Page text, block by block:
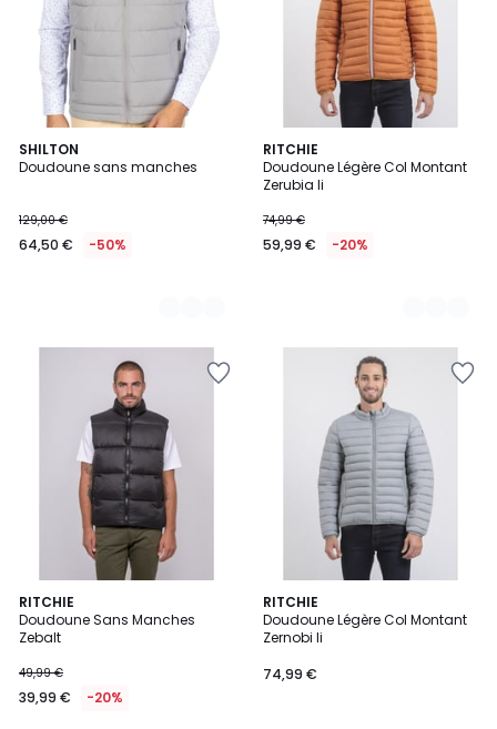
SHILTON
Doudoune sans manches
129,00 €
64,50 € -50%
3
Couleurs
RITCHIE
Doudoune Légère Col Montant
Zerubia Ii
74,99 €
59,99 € -20%
3
Couleurs
RITCHIE
Doudoune Sans Manches
Zebalt
49,99 €
39,99 € -20%
4
Couleurs
RITCHIE
Doudoune Légère Col Montant
Zernobi Ii
74,99 €
3
Couleurs